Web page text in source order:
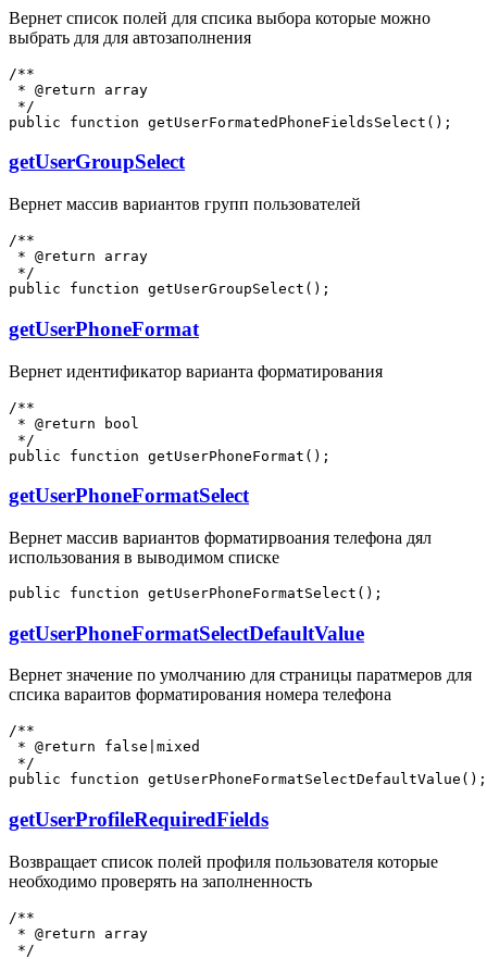
Вернет список полей для спсика выбора которые можно
выбрать для для автозаполнения
/**
* @return array
*/
getUserGroupSelect
Вернет массив вариантов групп пользователей
/**
* @return array
*/
getUserPhoneFormat
Вернет идентификатор варианта форматирования
/**
* @return bool
*/
getUserPhoneFormatSelect
Вернет массив вариантов форматирвоания телефона дял
использования в выводимом списке
getUserPhoneFormatSelectDefaultValue
Вернет значение по умолчанию для страницы паратмеров для
спсика вараитов форматирования номера телефона
/**
* @return false|mixed
*/
getUserProfileRequiredFields
Возвращает список полей профиля пользователя которые
необходимо проверять на заполненность
/**
* @return array
*/